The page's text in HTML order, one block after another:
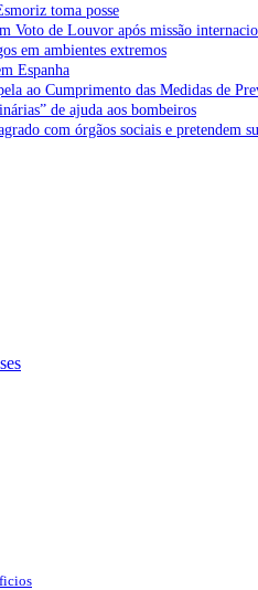
toma posse
Voto de Louvor após missão
em ambientes extremos
Espanha
ao Cumprimento das Medidas de
de ajuda aos bombeiros
com órgãos sociais e pretendem